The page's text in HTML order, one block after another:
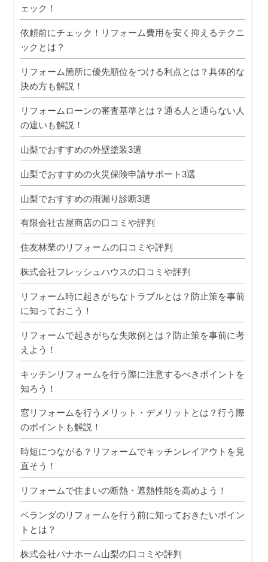
ェック！
依頼前にチェック！リフォーム費用を安く抑えるテクニ
ックとは？
リフォーム箇所に優先順位をつける利点とは？具体的な
決め方も解説！
リフォームローンの審査基準とは？通る人と通らない人
の違いも解説！
山梨でおすすめの外壁塗装3選
山梨でおすすめの火災保険申請サポート3選
山梨でおすすめの雨漏り診断3選
有限会社古屋商店の口コミや評判
住友林業のリフォームの口コミや評判
株式会社フレッシュハウスの口コミや評判
リフォーム時に起きがちなトラブルとは？防止策を事前
に知っておこう！
リフォームで起きがちな失敗例とは？防止策を事前に考
えよう！
キッチンリフォームを行う際に注意するべきポイントを
知ろう！
窓リフォームを行うメリット・デメリットとは？行う際
のポイントも解説！
時短につながる？リフォームでキッチンレイアウトを見
直そう！
リフォームで住まいの断熱・遮熱性能を高めよう！
ベランダのリフォームを行う前に知っておきたいポイン
トとは？
株式会社パナホーム山梨の口コミや評判